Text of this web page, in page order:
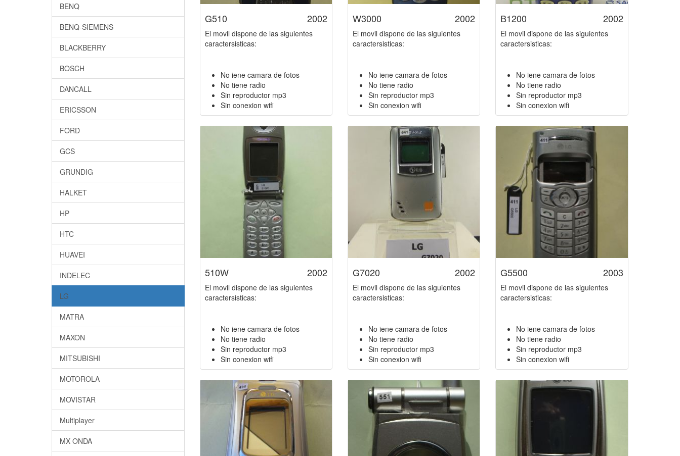
BENQ
BENQ-SIEMENS
BLACKBERRY
BOSCH
DANCALL
ERICSSON
FORD
GCS
GRUNDIG
HALKET
HP
HTC
HUAVEI
INDELEC
LG
MATRA
MAXON
MITSUBISHI
MOTOROLA
MOVISTAR
Multiplayer
MX ONDA
2002
G510
El movil dispone de las siguientes
caractersisticas:
No iene camara de fotos
No tiene radio
Sin reproductor mp3
Sin conexion wifi
2002
W3000
El movil dispone de las siguientes
caractersisticas:
No iene camara de fotos
No tiene radio
Sin reproductor mp3
Sin conexion wifi
2002
B1200
El movil dispone de las siguientes
caractersisticas:
No iene camara de fotos
No tiene radio
Sin reproductor mp3
Sin conexion wifi
2002
510W
El movil dispone de las siguientes
caractersisticas:
No iene camara de fotos
No tiene radio
Sin reproductor mp3
Sin conexion wifi
2002
G7020
El movil dispone de las siguientes
caractersisticas:
No iene camara de fotos
No tiene radio
Sin reproductor mp3
Sin conexion wifi
2003
G5500
El movil dispone de las siguientes
caractersisticas:
No iene camara de fotos
No tiene radio
Sin reproductor mp3
Sin conexion wifi